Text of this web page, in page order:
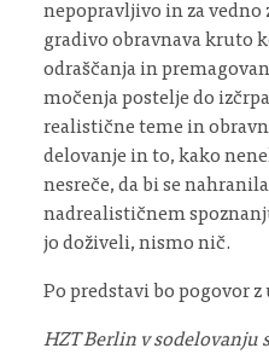
nepopravljivo in za vedno
gradivo obravnava kruto
odraščanja in
močenja postelje do
realistične teme in
delovanje in to, kako
nesreče, da bi se
nadrealističnem
jo doživeli, nismo nič.
Po predstavi bo pogovor
HZT Berlin v sodelovanju